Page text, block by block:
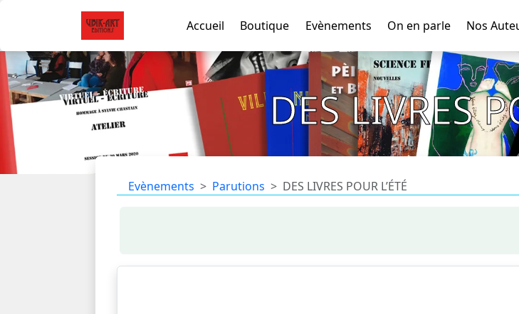
Accueil Boutique Evènements On en parle Nos
DES LIVRES
Evènements Parutions DES LIVRES POUR L’ÉTÉ